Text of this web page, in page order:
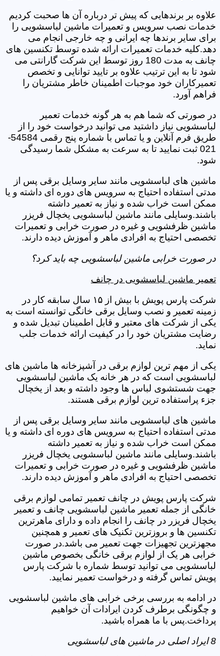
علاوه بر برندهایی که پیش تر درباره آن ها صحبت کردیم
خدمات نصب سرویس و تعمیرات ماشین لباسشویی را
برای سایر برندها چه ایرانی و چه خارجی انجام می
دهد.کلیه خدمات تعمیرات ارائه شده توسط تکنسین های
چانف به مدت 180 روز توسط این شرکت گارانتی می
شود تا به این ترتیب علاوه بر تایید توانایی و تخصص
تعمیرکاران خود موجبات اطمینان خاطر مشتریان را
فراهم آورد.
در صورتی که شما هم به هر گونه خدمات تعمیر
لباسشویی نیاز داشتید می توانید درخواست خود را از
طریق فرم آنلاین و یا تماس با شماره پنج رقمی 54584-
021 ثبت نمایید تا به سرعت به مشکل شما رسیدگی
شود.
ماشین های لباسشویی مانند سایر وسایل برقی پس از
مدتی استفاده احتیاج به سرویس های دوره ای داشته و یا
ممکن است خراب شده و نیاز به تعمیر داشته
باشند.وسایلی مانند ماشین لباسشویی یخچال فریزر
ماشین ظرفشویی و غیره در صورت خرابی و تعمیرات
تخصصی احتیاج به افرادی ماهر و آموزش دیده دارند.
در صورت خرابی ماشین لباسشویی چه باید کرد؟
تعمیر ماشین لباسشویی در چانف
شرکت پارس پویش با بیش از ۱۵ سال سابقه کار در
زمینه تعمیر و نصب وسایل برقی خانگی توانسته است به
یکی از شرکت های معتبر و قابل اطمینان تبدیل شده و
رضایت مشتریان خود را در کیفیت ارائه خدمات جلب
نماید.
یکی از مهم ترین لوازم برقی در آشپزخانه ها ماشین های
لباسشویی است که در هر خانه یک ماشین لباسشویی
جهت شستشوی لباس ها وجود داشته و بعد از یخچال
جزء پراستفاده ترین لوازم برقی هستند.
ماشین های لباسشویی مانند سایر وسایل برقی پس از
مدتی استفاده احتیاج به سرویس های دوره ای داشته و یا
ممکن است خراب شده و نیاز به تعمیر داشته
باشند.وسایلی مانند ماشین لباسشویی یخچال فریزر
ماشین ظرفشویی و غیره در صورت خرابی و تعمیرات
تخصصی احتیاج به افرادی ماهر و آموزش دیده دارند.
شرکت پارس پویش در چانف تعمیر تمامی لوازم برقی
خانگی از جمله تعمیر ماشین لباسشویی چانف و تعمیر
یخچال فریزر در چانف را انجام داده و دارای ماهرترین
تکنسین ها و بروزترین تکنیک های تعمیر و همچنین
مجهزترین تجهیزات جهت تعمیر می باشد.در صورت
خرابی هر یک از لوازم برقی خانگی بخصوص ماشین
لباسشویی می توانید توسط شماره با شرکت پارس
پویش تماس گرفته و درخواست تعمیر نمایید.
در ادامه به بررسی برخی خرابی های ماشین لباسشویی
و چگونگی برطرف کردن ایرادات آن خواهیم
پرداخت.پس با ما همراه باشید.
8 ایراد اصلی در ماشین های لباسشویی